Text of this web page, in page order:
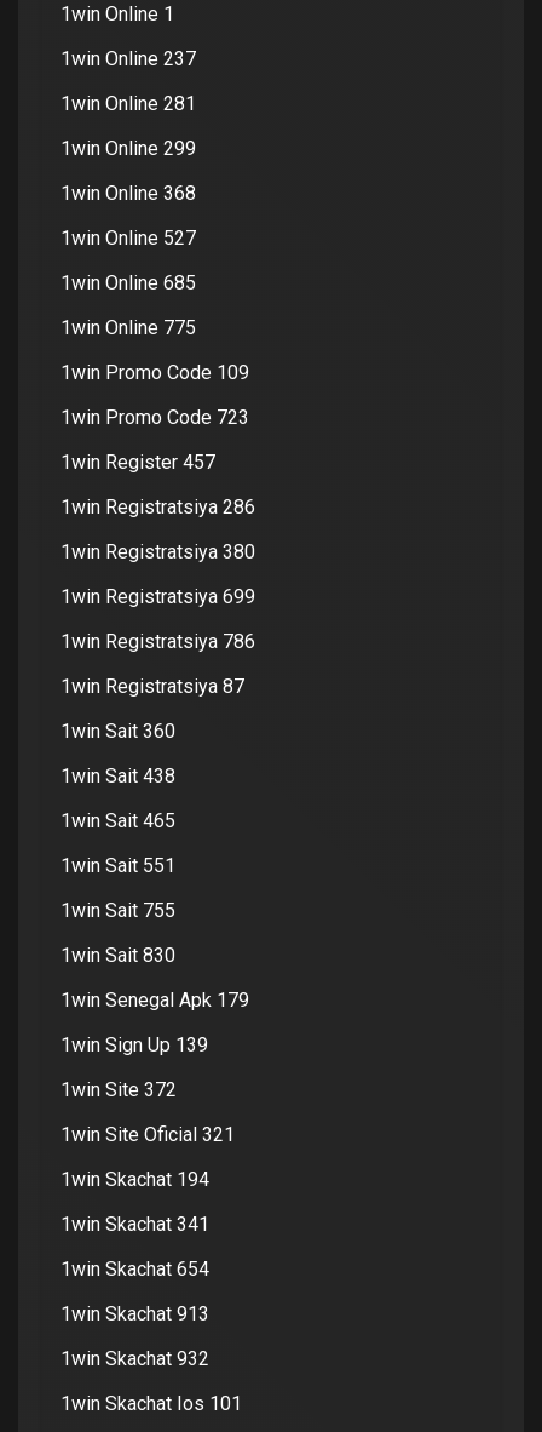
1win Online 1
1win Online 237
1win Online 281
1win Online 299
1win Online 368
1win Online 527
1win Online 685
1win Online 775
1win Promo Code 109
1win Promo Code 723
1win Register 457
1win Registratsiya 286
1win Registratsiya 380
1win Registratsiya 699
1win Registratsiya 786
1win Registratsiya 87
1win Sait 360
1win Sait 438
1win Sait 465
1win Sait 551
1win Sait 755
1win Sait 830
1win Senegal Apk 179
1win Sign Up 139
1win Site 372
1win Site Oficial 321
1win Skachat 194
1win Skachat 341
1win Skachat 654
1win Skachat 913
1win Skachat 932
1win Skachat Ios 101